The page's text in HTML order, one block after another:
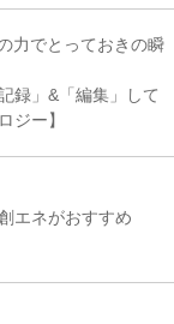
力でとっておきの瞬
録」&「編集」して
ジー】
エネがおすすめ